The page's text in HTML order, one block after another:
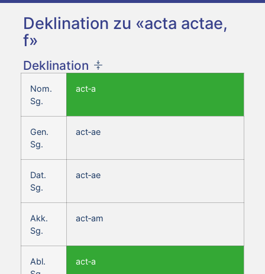
Deklination zu «acta actae,
f»
Deklination
Nom.
Sg.
act‑a
Gen.
Sg.
act‑ae
Dat.
Sg.
act‑ae
Akk.
Sg.
act‑am
Abl.
act‑a